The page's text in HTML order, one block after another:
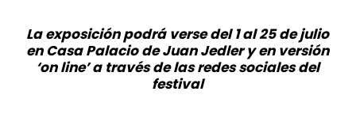
La exposición podrá verse del 1 al 25 de julio
en Casa Palacio de Juan Jedler y en versión
‘on line’ a través de las redes sociales del
festival